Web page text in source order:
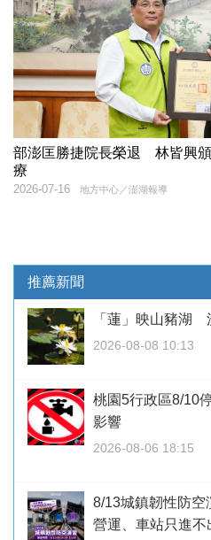
部澎匡勝捷院長榮退 林皆興
療
地方中心／澎湖報導
2026-07-16
推薦新聞
「蓮」映山豬湖
2026-08-08 10:13
桃園5行政區8/10
影響
2026-08-06 18:15
8/13城鎮韌性防
營運、車站只進